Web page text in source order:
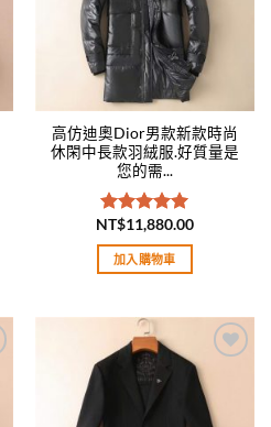
高仿迪奧Dior男款新款時尚
休閑中長款羽絨服.好質量是
您的需...
評分5.00
滿分 5
NT$11,880.00
加入購物車
wishlist